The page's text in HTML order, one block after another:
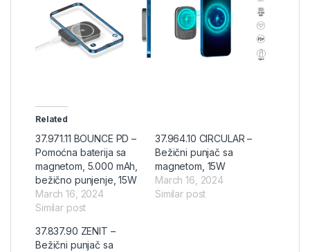
Related
37.971.11 BOUNCE PD –
Pomoćna baterija sa
magnetom, 5.000 mAh,
bežično punjenje, 15W
March 16, 2024
Similar post
37.964.10 CIRCULAR –
Bežični punjač sa
magnetom, 15W
March 16, 2024
Similar post
37.837.90 ZENIT –
Bežični punjač sa